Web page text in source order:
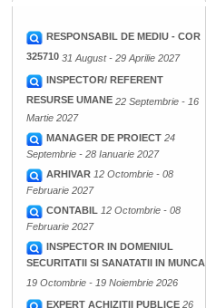
RESPONSABIL DE MEDIU - COR
325710 31 August - 29 Aprilie 2027
INSPECTOR/ REFERENT
RESURSE UMANE 22 Septembrie - 16
Martie 2027
MANAGER DE PROIECT 24
Septembrie - 28 Ianuarie 2027
ARHIVAR 12 Octombrie - 08
Februarie 2027
CONTABIL 12 Octombrie - 08
Februarie 2027
INSPECTOR IN DOMENIUL
SECURITATII SI SANATATII IN MUNCA
19 Octombrie - 19 Noiembrie 2026
EXPERT ACHIZITII PUBLICE 26